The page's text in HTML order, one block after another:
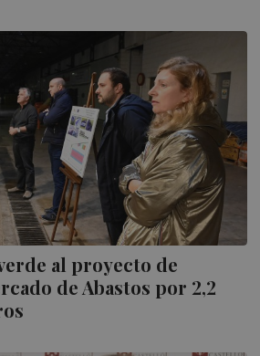
al proyecto de
de Abastos por 2,2